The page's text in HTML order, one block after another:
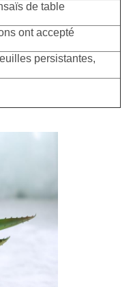
de table
ont accepté
persistantes,